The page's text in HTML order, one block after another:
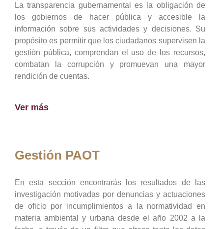
La transparencia gubernamental es la obligación de
los gobiernos de hacer pública y accesible la
información sobre sus actividades y decisiones. Su
propósito es permitir que los ciudadanos supervisen la
gestión pública, comprendan el uso de los recursos,
combatan la corrupción y promuevan una mayor
rendición de cuentas.
Ver más
Gestión PAOT
En esta sección encontrarás los resultados de las
investigación motivadas por denuncias y actuaciones
de oficio por incumplimientos a la normatividad en
materia ambiental y urbana desde el año 2002 a la